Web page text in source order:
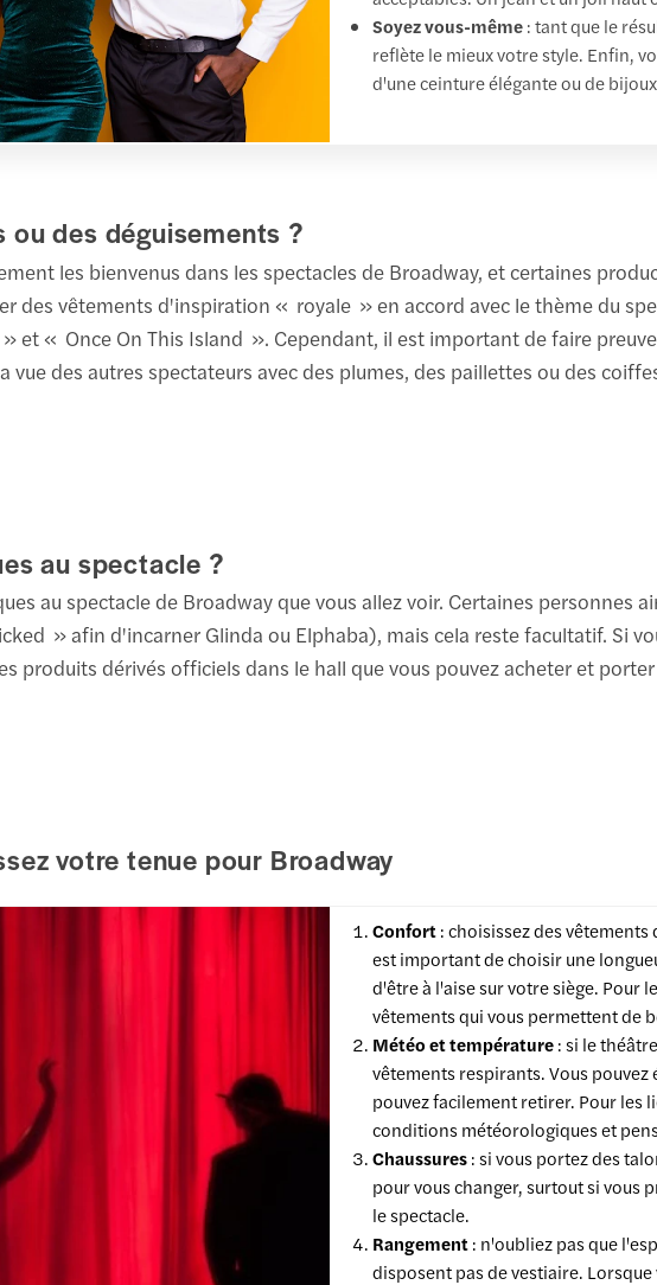
Soyez vous-même: tant que le
reflète le mieux votre style. Enfin,
d'une ceinture élégante ou de
des déguisements ?
les bienvenus dans les spectacles de Broadway, et certaines
des vêtements d'inspiration « royale » en accord avec le thème du
et « Once On This Island ». Cependant, il est important de faire
des autres spectateurs avec des plumes, des paillettes ou des
au spectacle ?
au spectacle de Broadway que vous allez voir. Certaines
» afin d'incarner Glinda ou Elphaba), mais cela reste facultatif. Si
produits dérivés officiels dans le hall que vous pouvez acheter et
votre tenue pour Broadway
Confort: choisissez des vêtements
est important de choisir une
d'être à l'aise sur votre siège. Pour
vêtements qui vous permettent de
Météo et température: si le
vêtements respirants. Vous
pouvez facilement retirer. Pour les
conditions météorologiques et
Chaussures: si vous portez des
pour vous changer, surtout si vous
le spectacle.
Rangement: n'oubliez pas que
disposent pas de vestiaire.